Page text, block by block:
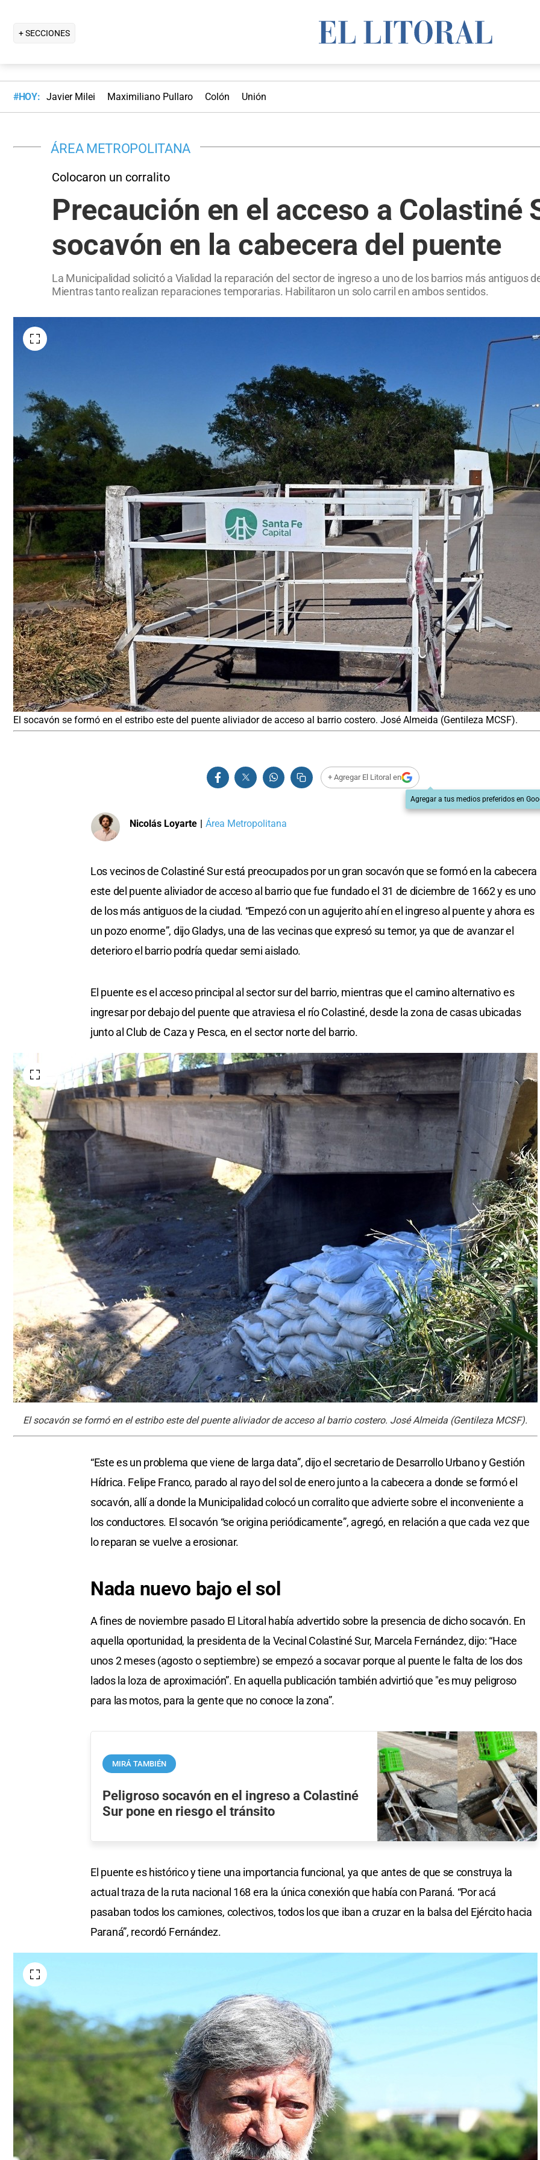
+ SECCIONES
#HOY: Javier Milei Maximiliano Pullaro Colón Unión
ÁREA METROPOLITANA
Colocaron un corralito
Precaución en el acceso a Colastiné
socavón en la cabecera del puente
La Municipalidad solicitó a Vialidad la reparación del sector de ingreso a uno de los barrios más antiguos
Mientras tanto realizan reparaciones temporarias. Habilitaron un solo carril en ambos sentidos.
El socavón se formó en el estribo este del puente aliviador de acceso al barrio costero. José Almeida (Gentileza MCSF).
+ Agregar El Litoral en
Agregar a tus medios preferidos en
Nicolás Loyarte | Área Metropolitana
Los vecinos de Colastiné Sur está preocupados por un gran socavón que se formó en la cabecera
este del puente aliviador de acceso al barrio que fue fundado el 31 de diciembre de 1662 y es uno
de los más antiguos de la ciudad. “Empezó con un agujerito ahí en el ingreso al puente y ahora es
un pozo enorme”, dijo Gladys, una de las vecinas que expresó su temor, ya que de avanzar el
deterioro el barrio podría quedar semi aislado.
El puente es el acceso principal al sector sur del barrio, mientras que el camino alternativo es
ingresar por debajo del puente que atraviesa el río Colastiné, desde la zona de casas ubicadas
junto al Club de Caza y Pesca, en el sector norte del barrio.
El socavón se formó en el estribo este del puente aliviador de acceso al barrio costero. José Almeida (Gentileza MCSF).
“Este es un problema que viene de larga data”, dijo el secretario de Desarrollo Urbano y Gestión
Hídrica. Felipe Franco, parado al rayo del sol de enero junto a la cabecera a donde se formó el
socavón, allí a donde la Municipalidad colocó un corralito que advierte sobre el inconveniente a
los conductores. El socavón “se origina periódicamente”, agregó, en relación a que cada vez que
lo reparan se vuelve a erosionar.
Nada nuevo bajo el sol
A fines de noviembre pasado El Litoral había advertido sobre la presencia de dicho socavón. En
aquella oportunidad, la presidenta de la Vecinal Colastiné Sur, Marcela Fernández, dijo: “Hace
unos 2 meses (agosto o septiembre) se empezó a socavar porque al puente le falta de los dos
lados la loza de aproximación”. En aquella publicación también advirtió que "es muy peligroso
para las motos, para la gente que no conoce la zona”.
MIRÁ TAMBIÉN
Peligroso socavón en el ingreso a Colastiné
Sur pone en riesgo el tránsito
El puente es histórico y tiene una importancia funcional, ya que antes de que se construya la
actual traza de la ruta nacional 168 era la única conexión que había con Paraná. “Por acá
pasaban todos los camiones, colectivos, todos los que iban a cruzar en la balsa del Ejército hacia
Paraná”, recordó Fernández.